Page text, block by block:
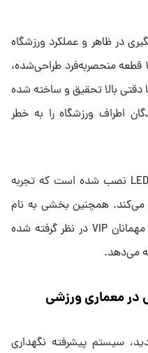
در ظاهر و عملکرد ورزشگاه
است. نمای فولادی جدید، با ۱۳,۲۰۰ قطعه منحصربه‌فرد طراحی‌شده،
دقتی بالا تحقیق و ساخته شده
اطراف ورزشگاه را به خطر
در داخل، یک نمایشگر ۳۶۰ درجه LED نصب شده است که تجربه
می‌کند. همچنین بخشی به نام
SkyBar به‌عنوان فضای ویژه‌ای برای مهمانان VIP در نظر گرفته شده
می‌دهد.
معماری ورزشی
سیستم پیشرفته نگهداری